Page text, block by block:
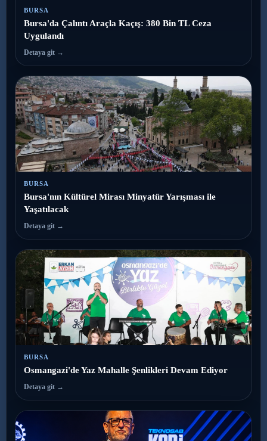
BURSA
Bursa'da Çalıntı Araçla Kaçış: 380 Bin TL Ceza
Uygulandı
Detaya git →
BURSA
Bursa'nın Kültürel Mirası Minyatür Yarışması ile
Yaşatılacak
Detaya git →
BURSA
Osmangazi'de Yaz Mahalle Şenlikleri Devam Ediyor
Detaya git →